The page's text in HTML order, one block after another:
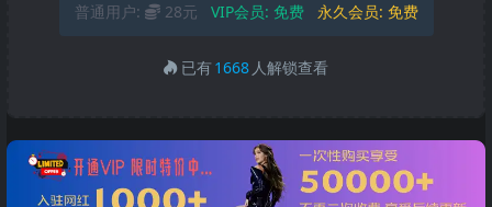
普通用户: 28元 VIP会员: 免费 永久会员: 免费
已有1668 人解锁查看